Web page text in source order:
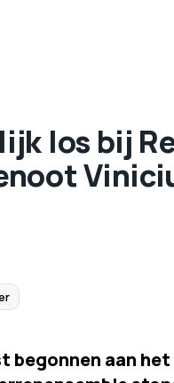
los bij
begonnen aan